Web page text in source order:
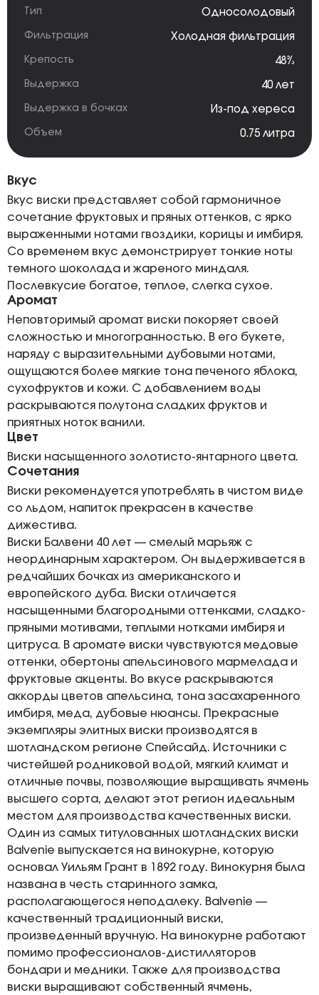
Тип Односолодовый
Фильтрация Холодная фильтрация
Крепость 48%
Выдержка 40 лет
Выдержка в бочках Из-под хереса
Объем 0.75 литра
Вкус
Вкус виски представляет собой гармоничное
сочетание фруктовых и пряных оттенков, с ярко
выраженными нотами гвоздики, корицы и имбиря.
Со временем вкус демонстрирует тонкие ноты
темного шоколада и жареного миндаля.
Послевкусие богатое, теплое, слегка сухое.
Аромат
Неповторимый аромат виски покоряет своей
сложностью и многогранностью. В его букете,
наряду с выразительными дубовыми нотами,
ощущаются более мягкие тона печеного яблока,
сухофруктов и кожи. С добавлением воды
раскрываются полутона сладких фруктов и
приятных ноток ванили.
Цвет
Виски насыщенного золотисто-янтарного цвета.
Сочетания
Виски рекомендуется употреблять в чистом виде
со льдом, напиток прекрасен в качестве
дижестива.
Виски Балвени 40 лет — смелый марьяж с
неординарным характером. Он выдерживается в
редчайших бочках из американского и
европейского дуба. Виски отличается
насыщенными благородными оттенками, сладко-
пряными мотивами, теплыми нотками имбиря и
цитруса. В аромате виски чувствуются медовые
оттенки, обертоны апельсинового мармелада и
фруктовые акценты. Во вкусе раскрываются
аккорды цветов апельсина, тона засахаренного
имбиря, меда, дубовые нюансы. Прекрасные
экземпляры элитных виски производятся в
шотландском регионе Спейсайд. Источники с
чистейшей родниковой водой, мягкий климат и
отличные почвы, позволяющие выращивать ячмень
высшего сорта, делают этот регион идеальным
местом для производства качественных виски.
Один из самых титулованных шотландских виски
Balvenie выпускается на винокурне, которую
основал Уильям Грант в 1892 году. Винокурня была
названа в честь старинного замка,
располагающегося неподалеку. Balvenie —
качественный традиционный виски,
произведенный вручную. На винокурне работают
помимо профессионалов-дистилляторов
бондари и медники. Также для производства
виски выращивают собственный ячмень,